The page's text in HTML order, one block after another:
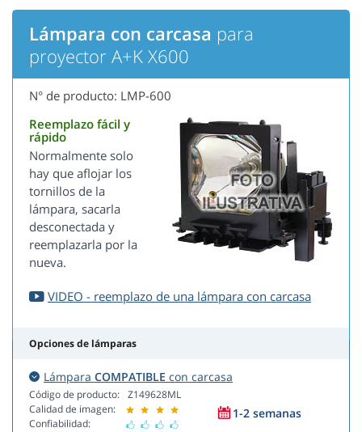
Lámpara con carcasa para
proyector A+K X600
N° de producto: LMP-600
Reemplazo fácil y
rápido
Normalmente solo
hay que aflojar los
tornillos de la
lámpara, sacarla
desconectada y
reemplazarla por la
nueva.
VIDEO - reemplazo de una lámpara con carcasa
Opciones de lámparas
Lámpara COMPATIBLE con carcasa
Código de producto:
Calidad de imagen:
Confiabilidad:
Z149628ML
1-2 semanas